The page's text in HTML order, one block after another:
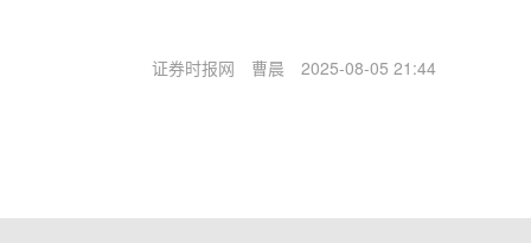
证券时报网 曹晨 2025-08-05 21:44